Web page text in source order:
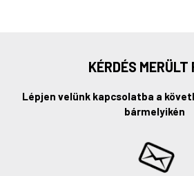
KÉRDÉS MERÜLT
Lépjen velünk kapcsolatba a
bármelyikén